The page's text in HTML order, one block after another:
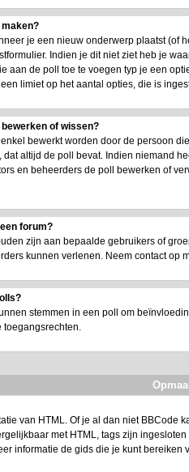
maken?
je een nieuw onderwerp plaatst (of
Indien je dit niet ziet heb je
aan de poll toe te voegen typ je een
limiet op het aantal opties, die is
of wissen?
bewerkt worden door de persoon
altijd de poll bevat. Indien niemand
en beheerders de poll bewerken of
forum?
zijn aan bepaalde gebruikers of
kunnen verlenen. Neem contact op
stemmen in een poll om
toegangsrechten.
van HTML. Of je al dan niet
met HTML, tags zijn
informatie de gids die je kunt bereiken